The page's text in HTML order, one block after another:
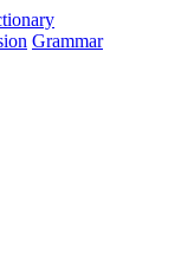
Grammar